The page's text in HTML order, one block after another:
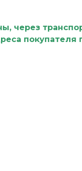
через
покупателя